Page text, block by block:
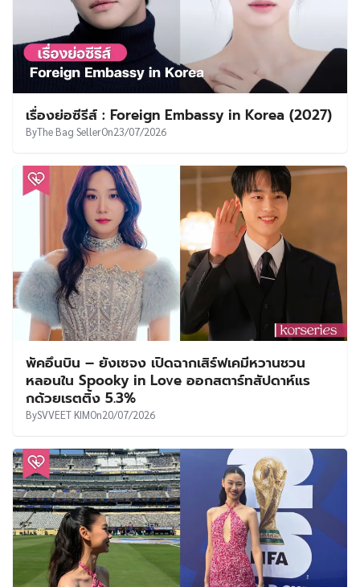
เรื่องย่อซีรีส์ : Foreign Embassy in Korea (2027)
ByThe Bag SellerOn23/07/2026
พัคอึนบิน – ยังเซจง เปิดฉากเสิร์ฟเคมีหวานชวน
หลอนใน Spooky in Love ออกสตาร์ทสัปดาห์แร
กด้วยเรตติ้ง 5.3%
BySVVEET KIMOn20/07/2026